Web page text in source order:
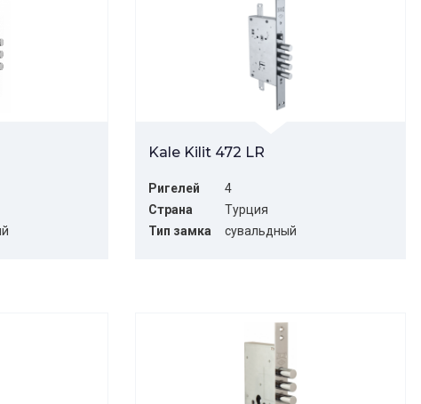
Kale Kilit 472 LR
Ригелей
4
Страна
Турция
Тип замка
сувальдный